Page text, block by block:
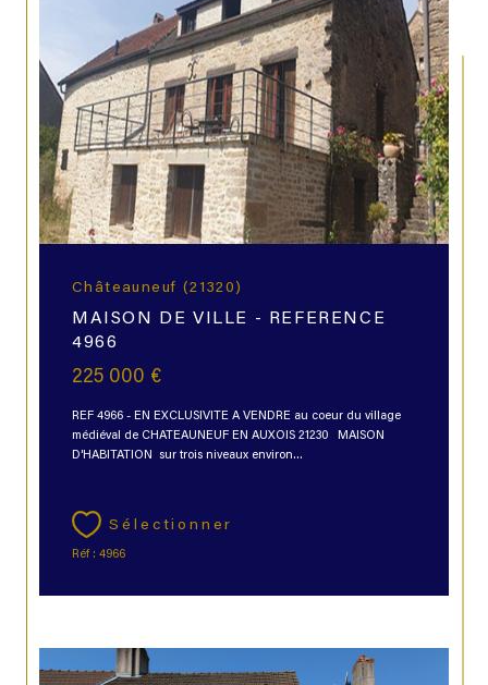
Châteauneuf (21320)
MAISON DE VILLE - REFERENCE
4966
225 000 €
REF 4966 - EN EXCLUSIVITE A VENDRE au coeur du village
médiéval de CHATEAUNEUF EN AUXOIS 21230 MAISON
D'HABITATION sur trois niveaux environ...
Sélectionner
Réf : 4966